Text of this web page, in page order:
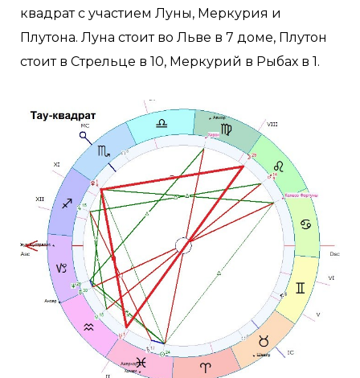
квадрат с участием Луны, Меркурия и
Плутона. Луна стоит во Льве в 7 доме, Плутон
стоит в Стрельце в 10, Меркурий в Рыбах в 1.